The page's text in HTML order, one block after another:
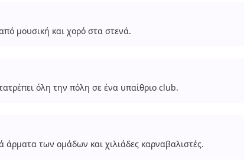
μουσική και χορό στα στενά.
όλη την πόλη σε ένα υπαίθριο club.
των ομάδων και χιλιάδες καρναβαλιστές.